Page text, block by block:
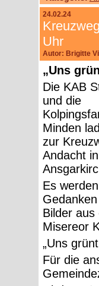
24.02.24
Uhr
Autor: Brigitte
„Uns
Die KAB
und die
Minden
zur
Andacht
Es werden
Bilder aus
Misereor
„Uns
Für die